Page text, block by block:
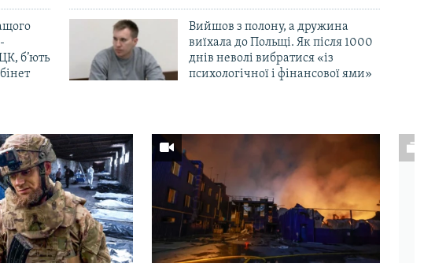
б’ють
Вийшов з полону, а дружина
виїхала до Польщі. Як після 1000
днів неволі вибратися «із
психологічної і фінансової ями»